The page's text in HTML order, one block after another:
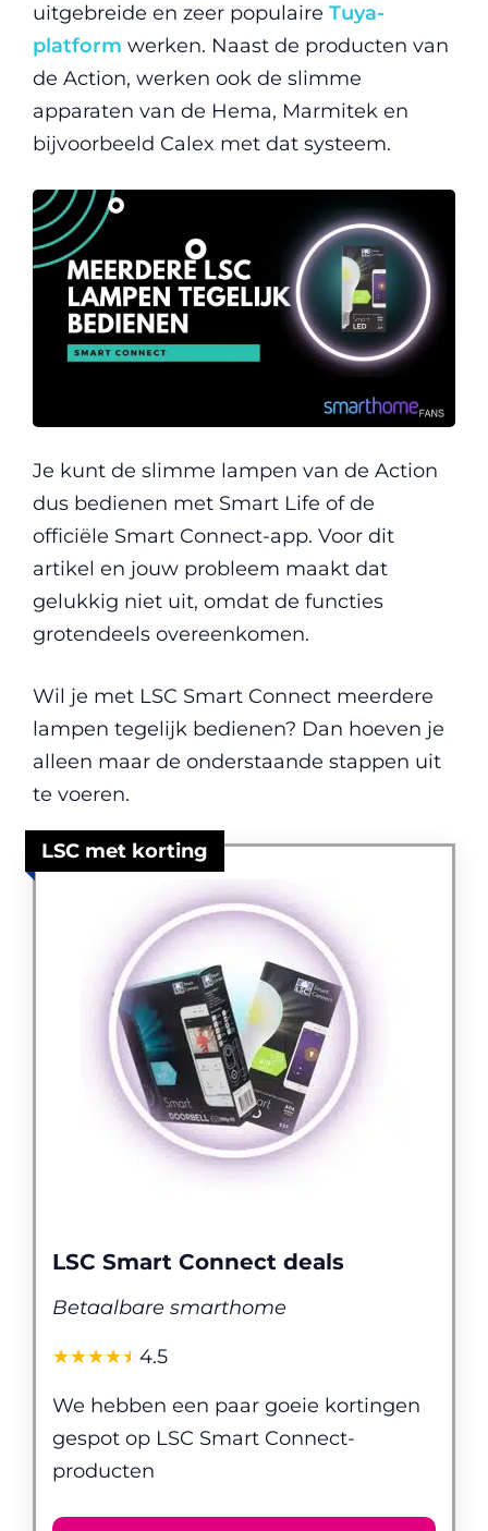
uitgebreide en zeer populaire Tuya-
platform werken. Naast de producten van
de Action, werken ook de slimme
apparaten van de Hema, Marmitek en
bijvoorbeeld Calex met dat systeem.
Je kunt de slimme lampen van de Action
dus bedienen met Smart Life of de
officiële Smart Connect-app. Voor dit
artikel en jouw probleem maakt dat
gelukkig niet uit, omdat de functies
grotendeels overeenkomen.
Wil je met LSC Smart Connect meerdere
lampen tegelijk bedienen? Dan hoeven je
alleen maar de onderstaande stappen uit
te voeren.
LSC met korting
LSC Smart Connect deals
Betaalbare smarthome
☆☆☆☆☆
★★★★★ 4.5
We hebben een paar goeie kortingen
gespot op LSC Smart Connect-
producten